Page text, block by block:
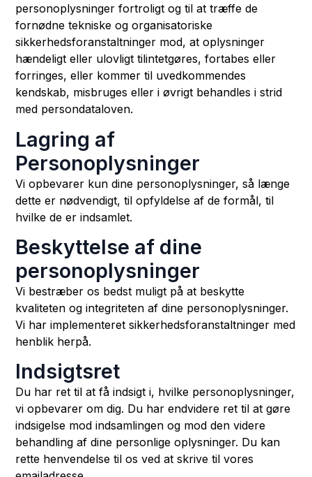
personoplysninger fortroligt og til at træffe de
fornødne tekniske og organisatoriske
sikkerhedsforanstaltninger mod, at oplysninger
hændeligt eller ulovligt tilintetgøres, fortabes eller
forringes, eller kommer til uvedkommendes
kendskab, misbruges eller i øvrigt behandles i strid
med persondataloven.
Lagring af
Personoplysninger
Vi opbevarer kun dine personoplysninger, så længe
dette er nødvendigt, til opfyldelse af de formål, til
hvilke de er indsamlet.
Beskyttelse af dine
personoplysninger
Vi bestræber os bedst muligt på at beskytte
kvaliteten og integriteten af dine personoplysninger.
Vi har implementeret sikkerhedsforanstaltninger med
henblik herpå.
Indsigtsret
Du har ret til at få indsigt i, hvilke personoplysninger,
vi opbevarer om dig. Du har endvidere ret til at gøre
indsigelse mod indsamlingen og mod den videre
behandling af dine personlige oplysninger. Du kan
rette henvendelse til os ved at skrive til vores